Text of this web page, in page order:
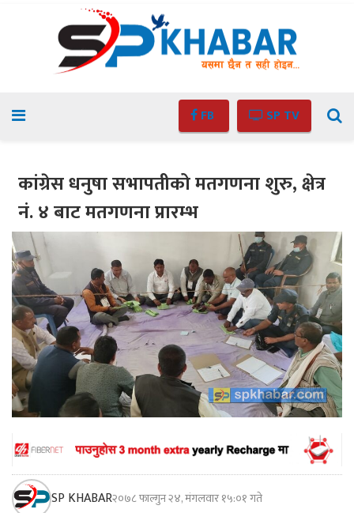
FB SP TV
कांग्रेस धनुषा सभापतीको मतगणना शुरु, क्षेत्र
नं. ४ बाट मतगणना प्रारम्भ
SP KHABAR२०७८ फाल्गुन २४, मंगलवार १५:०१ गते